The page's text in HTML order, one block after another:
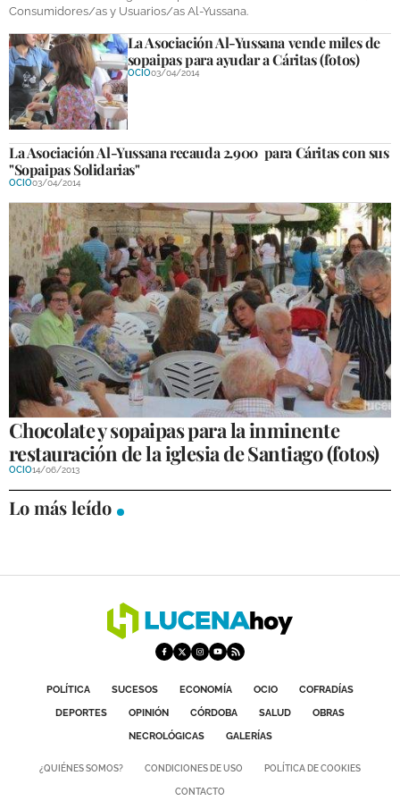
DEPORTES
COMPETICIONES
DEPORTE BASE
OPINIÓN
VENTANA CIUDADANA
CÓRDOBA
PROVINCIA
SUBBÉTICA HOY
SALUD
OBRAS
NECROLÓGICAS
GALERÍAS
Consumidores/as y Usuarios/as Al-Yussana.
La Asociación Al-Yussana vende miles de
sopaipas para ayudar a Cáritas (fotos)
OCIO03/04/2014
La Asociación Al-Yussana recauda 2.900  para Cáritas con sus
"Sopaipas Solidarias"
OCIO03/04/2014
Chocolate y sopaipas para la inminente
restauración de la iglesia de Santiago (fotos)
OCIO14/06/2013
Lo más leído
POLÍTICA SUCESOS ECONOMÍA OCIO
COFRADÍAS
DEPORTES
OPINIÓN CÓRDOBA SALUD
OBRAS
NECROLÓGICAS
GALERÍAS
¿QUIÉNES SOMOS? CONDICIONES DE USO POLÍTICA DE COOKIES
CONTACTO